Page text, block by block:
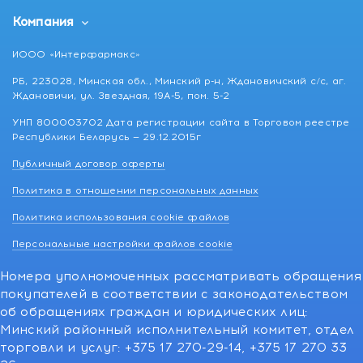
Компания
ИООО «Интерфармакс»
РБ, 223028, Минская обл., Минский р-н, Ждановичский с/с, аг.
Ждановичи, ул. Звездная, 19А-5, пом. 5-2
УНП 800003702 Дата регистрации сайта в Торговом реестре
Республики Беларусь — 29.12.2015г
Публичный договор оферты
Политика в отношении персональных данных
Политика использования cookie файлов
Персональные настройки файлов cookie
Номера уполномоченных рассматривать обращения
покупателей в соответствии с законодательством
об обращениях граждан и юридических лиц:
Минский районный исполнительный комитет, отдел
торговли и услуг: +375 17 270-29-14, +375 17 270 33